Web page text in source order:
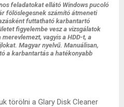
feladatokat ellátó Windows pucoló
fölöslegesnek számító átmeneti
futtatható karbantartó
figyelembe vesz a vizsgálatok
vagyis a HDD-t, a
Magyar nyelvű. Manuálisan,
a karbantartás a hatékonyabb
törölni a Glary Disk Cleaner